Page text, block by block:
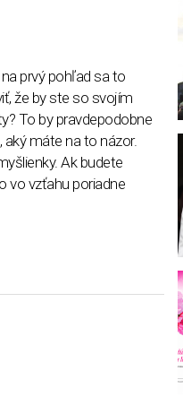
prvý pohľad sa to
že by ste so svojím
To by pravdepodobne
máte na to názor.
Ak budete
vo vzťahu poriadne